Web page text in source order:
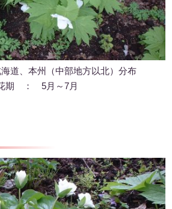
道、本州（中部地方以北）分布
期 ： 5月～7月